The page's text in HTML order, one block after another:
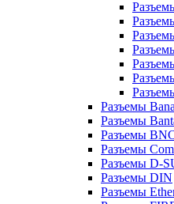
Разъемы
Разъемы
Разъемы
Разъемы
Разъемы D-
Разъемы DIN
Разъемы